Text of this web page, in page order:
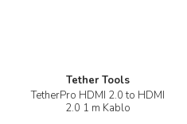
Tether Tools
TetherPro HDMI 2.0 to HDMI
2.0 1 m Kablo